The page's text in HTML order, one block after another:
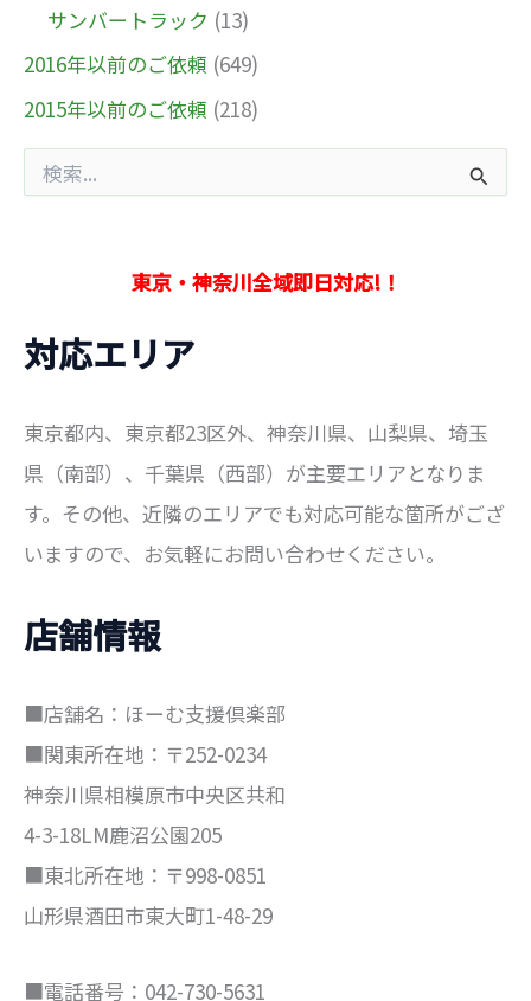
サンバートラック (13)
2016年以前のご依頼 (649)
2015年以前のご依頼 (218)
索
東京・神奈川全域即日対応!！
対応エリア
東京都内、東京都23区外、神奈川県、山梨県、埼玉
県（南部）、千葉県（西部）が主要エリアとなりま
す。その他、近隣のエリアでも対応可能な箇所がござ
いますので、お気軽にお問い合わせください。
店舗情報
■店舗名：ほーむ支援倶楽部
■関東所在地：〒252-0234
神奈川県相模原市中央区共和
4-3-18LM鹿沼公園205
■東北所在地：〒998-0851
山形県酒田市東大町1-48-29
■電話番号：042-730-5631